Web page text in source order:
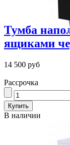
Тумба
ящиками
14 500 руб
Рассрочка
В наличии